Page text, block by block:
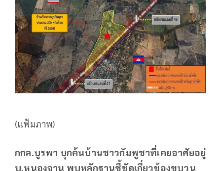
(แฟ้มภาพ)
กกล.บูรพา บุกค้นบ้านชาวกัมพูชาที่เคยอาศัยอยู่
บ.หนองจาน พบหลักฐานชี้ชัดเกี่ยวข้องขบวน